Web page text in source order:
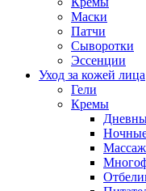
Маски
Патчи
Сыворотки
Эссенции
Уход за кожей лица
Гели
Кремы